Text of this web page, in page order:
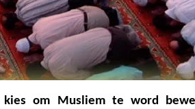
kies om Musliem te word